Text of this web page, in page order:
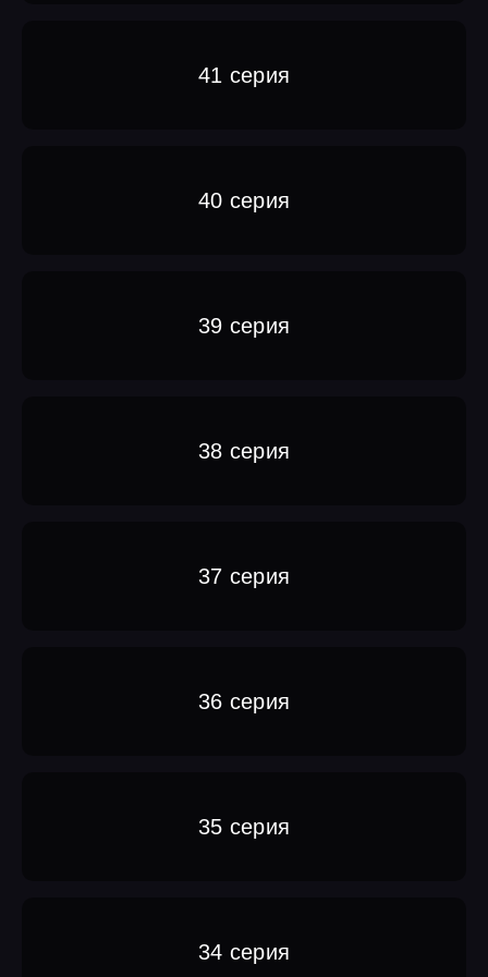
41 серия
40 серия
39 серия
38 серия
37 серия
36 серия
35 серия
34 серия